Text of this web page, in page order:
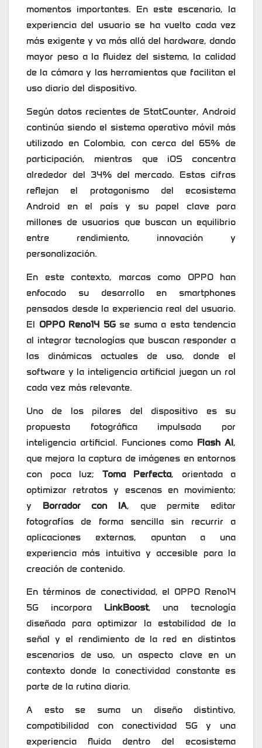
momentos importantes. En este escenario, la
experiencia del usuario se ha vuelto cada vez
más exigente y va más allá del hardware, dando
mayor peso a la fluidez del sistema, la calidad
de la cámara y las herramientas que facilitan el
uso diario del dispositivo.
Según datos recientes de StatCounter, Android
continúa siendo el sistema operativo móvil más
utilizado en Colombia, con cerca del 65% de
participación, mientras que iOS concentra
alrededor del 34% del mercado. Estas cifras
reflejan el protagonismo del ecosistema
Android en el país y su papel clave para
millones de usuarios que buscan un equilibrio
entre rendimiento, innovación y
personalización.
En este contexto, marcas como OPPO han
enfocado su desarrollo en smartphones
pensados desde la experiencia real del usuario.
El OPPO Reno14 5Gse suma a esta tendencia
al integrar tecnologías que buscan responder a
las dinámicas actuales de uso, donde el
software y la inteligencia artificial juegan un rol
cada vez más relevante.
Uno de los pilares del dispositivo es su
propuesta fotográfica impulsada por
inteligencia artificial. Funciones como Flash AI,
que mejora la captura de imágenes en entornos
con poca luz; Toma Perfecta, orientada a
optimizar retratos y escenas en movimiento;
y Borrador con IA, que permite editar
fotografías de forma sencilla sin recurrir a
aplicaciones externas, apuntan a una
experiencia más intuitiva y accesible para la
creación de contenido.
En términos de conectividad, el OPPO Reno14
5G incorpora LinkBoost, una tecnología
diseñada para optimizar la estabilidad de la
señal y el rendimiento de la red en distintos
escenarios de uso, un aspecto clave en un
contexto donde la conectividad constante es
parte de la rutina diaria.
A esto se suma un diseño distintivo,
compatibilidad con conectividad 5G y una
experiencia fluida dentro del ecosistema